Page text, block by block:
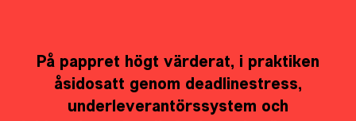
På pappret högt värderat, i praktiken
åsidosatt genom deadlinestress,
underleverantörssystem och